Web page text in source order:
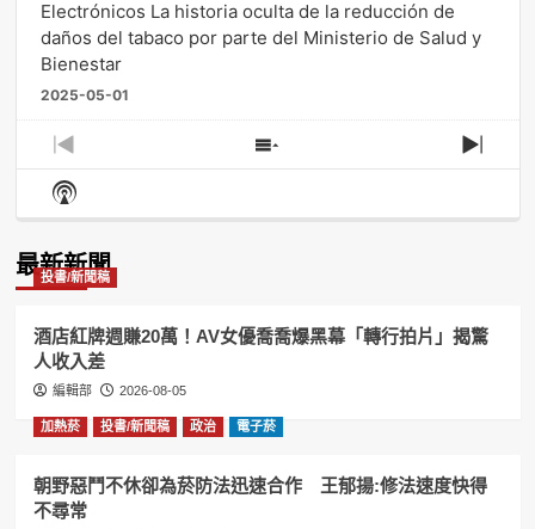
Electrónicos La historia oculta de la reducción de
daños del tabaco por parte del Ministerio de Salud y
Bienestar
2025-05-01
Previous
Episode
Show
Episodes
Next
Show
Podcast
最新新聞
投書/新聞稿
酒店紅牌週賺20萬！AV女優喬喬爆黑幕「轉行拍片」揭驚
人收入差
編輯部 2026-08-05
加熱菸 投書/新聞稿 政治 電子菸
朝野惡鬥不休卻為菸防法迅速合作 王郁揚:修法速度快得
不尋常